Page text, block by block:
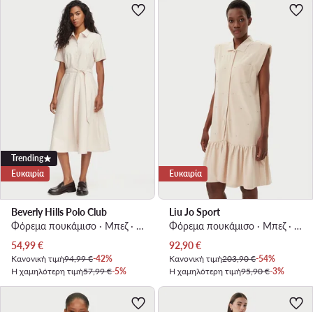
Trending
Ευκαιρία
Beverly Hills Polo Club
Φόρεμα πουκάμισο · Μπεζ · Midi
Τρέχουσα τιμή
54,99€
Κανονική τιμή94,99 €-42%
Η χαμηλότερη τιμή57,99 €-5%
Ευκαιρία
Liu Jo Sport
Φόρεμα πουκάμισο · Μπεζ · Midi
Τρέχουσα τιμή
92,90€
Κανονική τιμή203,90 €-54%
Η χαμηλότερη τιμή95,90 €-3%